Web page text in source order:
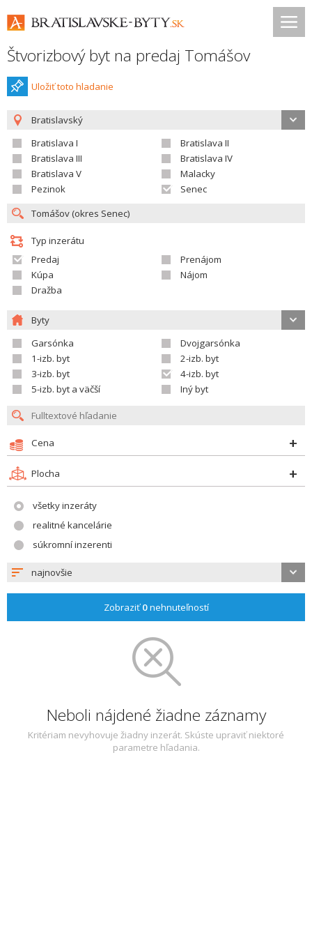
Štvorizbový byt na predaj Tomášov
Uložiť toto hladanie
Bratislavský
Bratislava I
Bratislava II
Bratislava III
Bratislava IV
Bratislava V
Malacky
Pezinok
Senec
Typ inzerátu
Predaj
Prenájom
Kúpa
Nájom
Dražba
Byty
Garsónka
Dvojgarsónka
1-izb. byt
2-izb. byt
3-izb. byt
4-izb. byt
5-izb. byt a väčší
Iný byt
Cena
Plocha
všetky inzeráty
realitné kancelárie
súkromní inzerenti
najnovšie
Zobraziť0nehnuteľností
Neboli nájdené žiadne záznamy
Kritériam nevyhovuje žiadny inzerát. Skúste upraviť niektoré
parametre hľadania.